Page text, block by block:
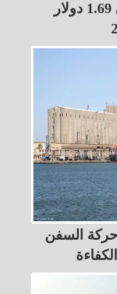
ارتفاع سعر النفط الكويتي 1.69 دولار
حركة السفن